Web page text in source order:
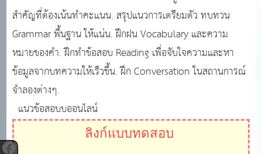
สำคัญที่ต้องเน้นทำคะแนน. สรุปแนวการเตรียมตัว ทบทวน
Grammar พื้นฐาน ให้แน่น. ฝึกฝน Vocabulary และความ
หมายของคำ. ฝึกทำข้อสอบ Reading เพื่อจับใจความและหา
ข้อมูลจากบทความให้เร็วขึ้น. ฝึก Conversation ในสถานการณ์
จำลองต่างๆ.
แนวข้อสอบบออนไลน์
ลิงก์แบบทดสอบ